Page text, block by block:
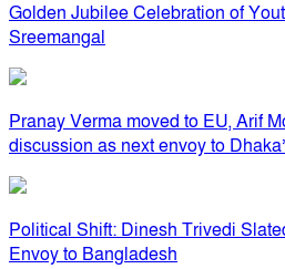
Golden Jubilee Celebration of
Sreemangal
Pranay Verma moved to EU, Arif
discussion as next envoy to
Political Shift: Dinesh Trivedi
Envoy to Bangladesh